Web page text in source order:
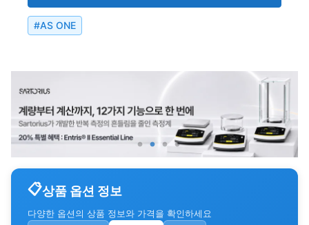
#AS ONE
상품 옵션 정보
다양한 옵션의 상품 정보와 가격을 확인하세요